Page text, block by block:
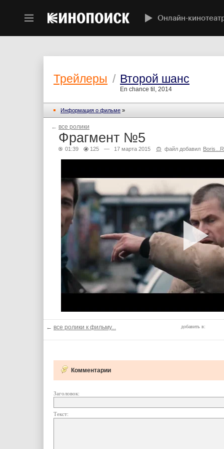
Онлайн-
Трейлеры / Второй шанс
En chance til, 2014
Информация о фильме »
← все ролики
Фрагмент №5
01:39 125 — 17 марта 2015 файл добавил
← все ролики к фильму... добавить в:
Комментарии
Заголовок:
Текст: